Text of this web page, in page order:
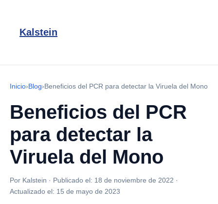
Kalstein
Inicio›Blog›Beneficios del PCR para detectar la Viruela del Mono
Beneficios del PCR
para detectar la
Viruela del Mono
Por Kalstein · Publicado el: 18 de noviembre de 2022 ·
Actualizado el: 15 de mayo de 2023